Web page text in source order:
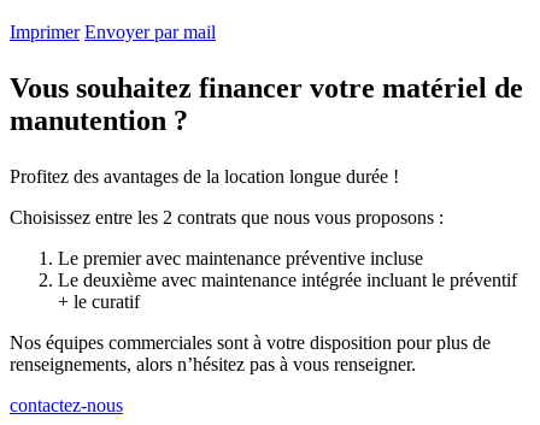
Imprimer Envoyer par mail
Vous souhaitez financer votre matériel de
manutention ?
Profitez des avantages de la location longue durée !
Choisissez entre les 2 contrats que nous vous proposons :
Le premier avec maintenance préventive incluse
Le deuxième avec maintenance intégrée incluant le préventif
+ le curatif
Nos équipes commerciales sont à votre disposition pour plus de
renseignements, alors n’hésitez pas à vous renseigner.
contactez-nous